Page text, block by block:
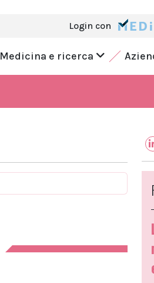
Login con
Medicina e ricerca